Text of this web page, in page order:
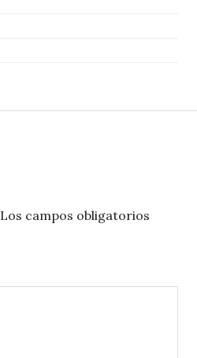
Los campos obligatorios